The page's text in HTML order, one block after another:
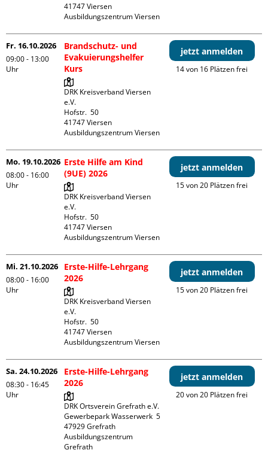
41747 Viersen
Ausbildungszentrum Viersen
Fr. 16.10.2026
09:00 - 13:00
Uhr
Brandschutz- und
Evakuierungshelfer
Kurs
DRK Kreisverband Viersen
e.V.
Hofstr.  50
41747 Viersen
Ausbildungszentrum Viersen
jetzt anmelden
14 von 16 Plätzen frei
Mo. 19.10.2026
08:00 - 16:00
Uhr
Erste Hilfe am Kind
(9UE) 2026
DRK Kreisverband Viersen
e.V.
Hofstr.  50
41747 Viersen
Ausbildungszentrum Viersen
jetzt anmelden
15 von 20 Plätzen frei
Mi. 21.10.2026
08:00 - 16:00
Uhr
Erste-Hilfe-Lehrgang
2026
DRK Kreisverband Viersen
e.V.
Hofstr.  50
41747 Viersen
Ausbildungszentrum Viersen
jetzt anmelden
15 von 20 Plätzen frei
Sa. 24.10.2026
08:30 - 16:45
Uhr
Erste-Hilfe-Lehrgang
2026
DRK Ortsverein Grefrath e.V.
Gewerbepark Wasserwerk  5
47929 Grefrath
Ausbildungszentrum
Grefrath
jetzt anmelden
20 von 20 Plätzen frei